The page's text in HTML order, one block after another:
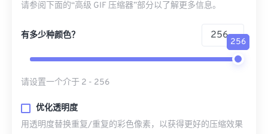
请参阅下面的“高级 GIF 压缩器”部分以了解更多信息。
有多少种颜色？
256
请设置一个介于 2 - 256
优化透明度
用透明度替换重复/重复的彩色像素，以获得更好的压缩效果